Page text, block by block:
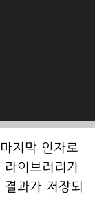
지막 인자로
이브러리가
과가 저장되